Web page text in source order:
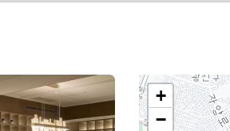
Ver 25 fotos
+
−